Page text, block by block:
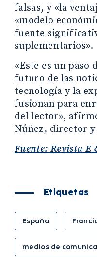
falsas, y «la
«modelo
fuente
suplementarios».
«Este es un
futuro de las
tecnología y la
fusionan para
del lector»,
Núñez, director y
Fuente: Revista E
Etiquetas
España
medios de